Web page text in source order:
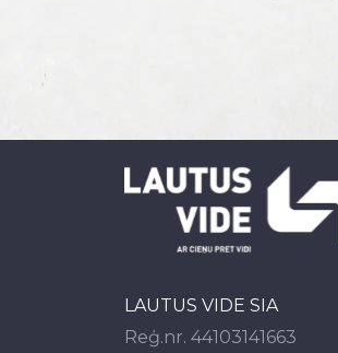
LAUTUS VIDE SIA
Reģ.nr. 44103141663